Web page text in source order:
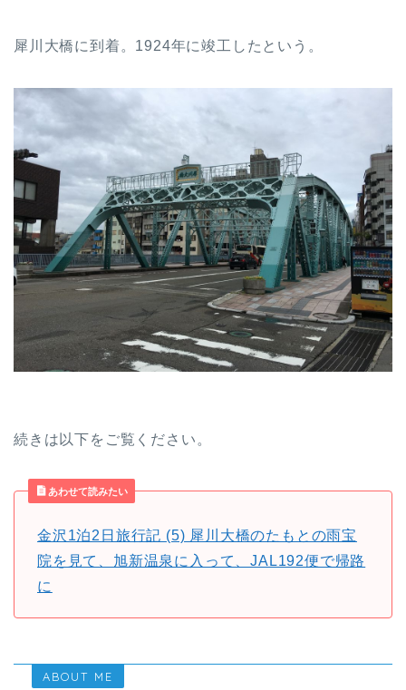
犀川大橋に到着。1924年に竣工したという。
続きは以下をご覧ください。
あわせて読みたい
金沢1泊2日旅行記 (5) 犀川大橋のたもとの雨宝
院を見て、旭新温泉に入って、JAL192便で帰路
に
ABOUT ME